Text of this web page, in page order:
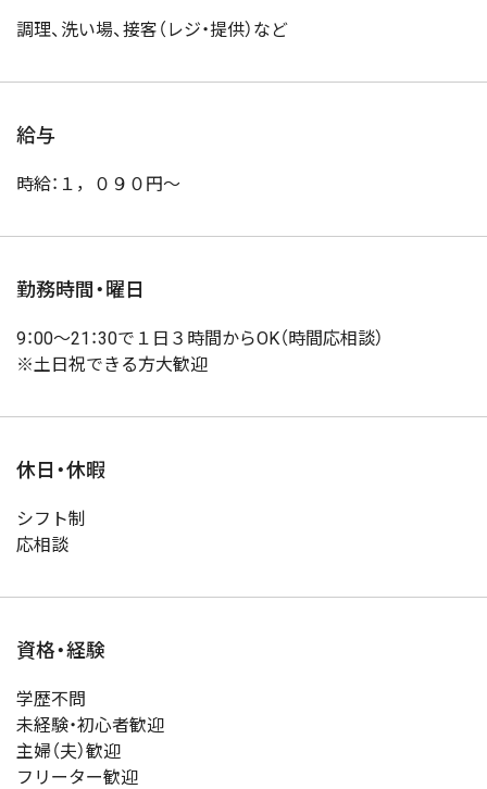
調理、洗い場、接客（レジ・提供）など
給与
時給：１，０９０円～
勤務時間・曜日
9：00～21：30で１日３時間からOK（時間応相談）
※土日祝できる方大歓迎
休日・休暇
シフト制
応相談
資格・経験
学歴不問
未経験・初心者歓迎
主婦（夫）歓迎
フリーター歓迎